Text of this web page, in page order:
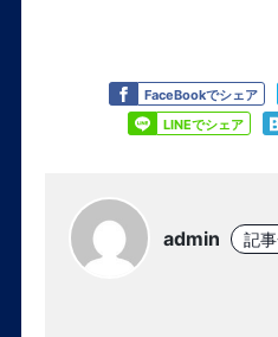
FaceBookでシェア
Like
LINEでシェア
Share
admin 記